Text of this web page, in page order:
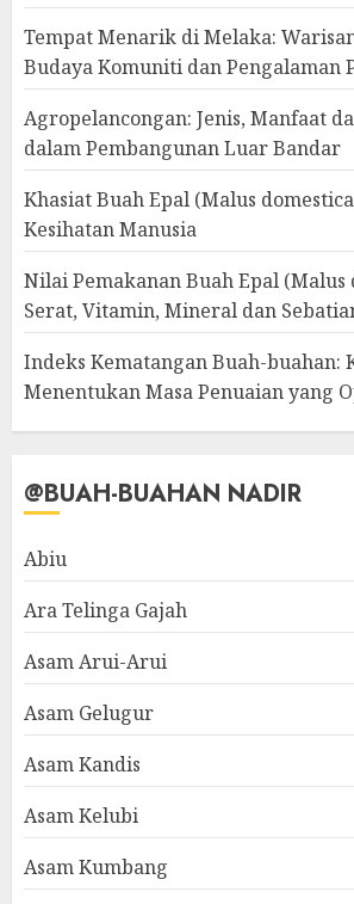
Tempat Menarik di Melaka:
Budaya Komuniti dan Pengalaman
Agropelancongan: Jenis, Manfaat
dalam Pembangunan Luar Bandar
Khasiat Buah Epal (Malus
Kesihatan Manusia
Nilai Pemakanan Buah Epal (Malus
Serat, Vitamin, Mineral dan
Indeks Kematangan Buah-buahan:
Menentukan Masa Penuaian yang
@BUAH-BUAHAN NADIR
Abiu
Ara Telinga Gajah
Asam Arui-Arui
Asam Gelugur
Asam Kandis
Asam Kelubi
Asam Kumbang